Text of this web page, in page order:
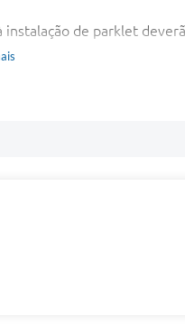
de parklet
10 (dez) dias úteis.
no Departamento